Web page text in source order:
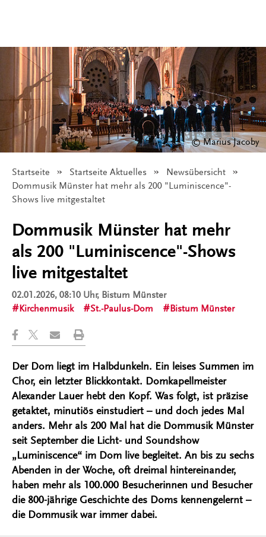
© Marius Jacoby
Startseite Startseite Aktuelles
Newsübersicht
Angezeigt:
Dommusik Münster hat mehr als 200 "Luminiscence"-
Shows live mitgestaltet
Dommusik Münster hat mehr
als 200 "Luminiscence"-Shows
live mitgestaltet
02.01.2026, 08:10 Uhr, Bistum Münster
Kirchenmusik
St.-Paulus-Dom Bistum Münster
Der Dom liegt im Halbdunkeln. Ein leises Summen im
Chor, ein letzter Blickkontakt. Domkapellmeister
Alexander Lauer hebt den Kopf. Was folgt, ist präzise
getaktet, minutiös einstudiert – und doch jedes Mal
anders. Mehr als 200 Mal hat die Dommusik Münster
seit September die Licht- und Soundshow
„Luminiscence“ im Dom live begleitet. An bis zu sechs
Abenden in der Woche, oft dreimal hintereinander,
haben mehr als 100.000 Besucherinnen und Besucher
die 800-jährige Geschichte des Doms kennengelernt –
die Dommusik war immer dabei.